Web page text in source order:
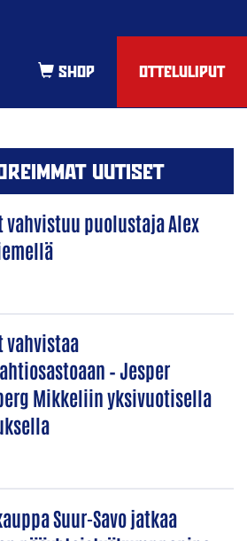
OTTELULIPUT
UUTISET
puolustaja Alex
– Jesper
Mikkeliin yksivuotisella
Suur-Savo jatkaa